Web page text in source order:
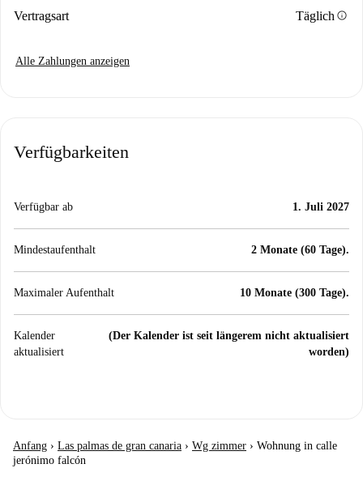
Vertragsart Täglich info
Alle Zahlungen anzeigen
Verfügbarkeiten
Verfügbar ab 1. Juli 2027
Mindestaufenthalt 2 Monate (60 Tage).
Maximaler Aufenthalt 10 Monate (300 Tage).
Kalender
aktualisiert
(Der Kalender ist seit längerem nicht aktualisiert
worden)
Anfang › Las palmas de gran canaria › Wg zimmer › Wohnung in calle
jerónimo falcón